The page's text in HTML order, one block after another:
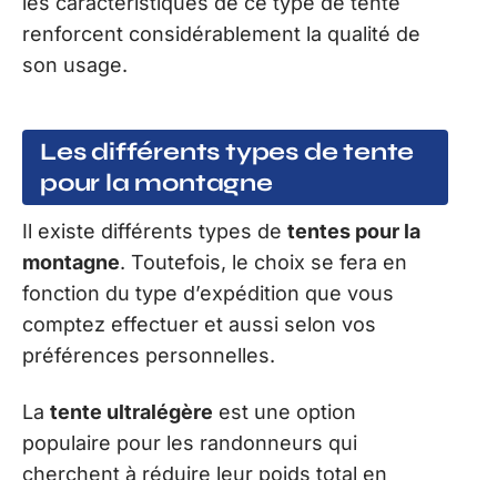
renforcent considérablement la qualité de
son usage.
Les différents types de tente
pour la montagne
Il existe différents types de tentes pour la
montagne. Toutefois, le choix se fera en
fonction du type d’expédition que vous
comptez effectuer et aussi selon vos
préférences personnelles.
La tente ultralégère est une option
populaire pour les randonneurs qui
cherchent à réduire leur poids total en